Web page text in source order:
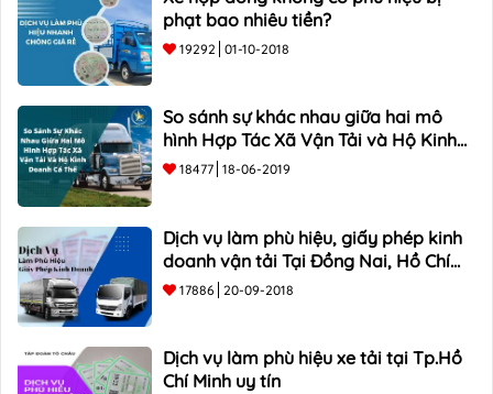
phạt bao nhiêu tiền?
19292 01-10-2018
So sánh sự khác nhau giữa hai mô
hình Hợp Tác Xã Vận Tải và Hộ Kinh
Doanh Cá Thể
18477 18-06-2019
Dịch vụ làm phù hiệu, giấy phép kinh
doanh vận tải Tại Đồng Nai, Hồ Chí
Minh
17886 20-09-2018
Dịch vụ làm phù hiệu xe tải tại Tp.Hồ
Chí Minh uy tín